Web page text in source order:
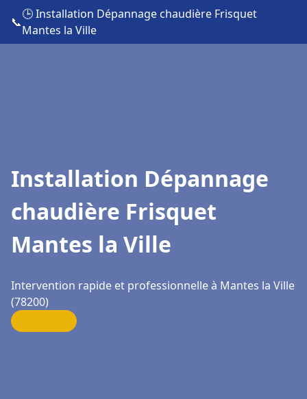
📞
🕒 Installation Dépannage chaudière Frisquet
Mantes la Ville
Installation Dépannage
chaudière Frisquet
Mantes la Ville
Intervention rapide et professionnelle à Mantes la Ville
(78200)